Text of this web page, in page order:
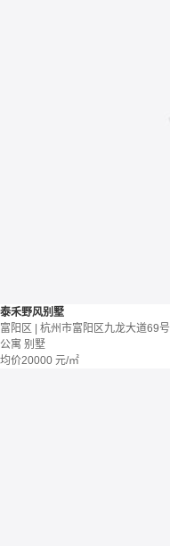
泰禾野风别墅
富阳区 | 杭州市富阳区九龙大道69号
公寓 别墅
均价20000 元/㎡